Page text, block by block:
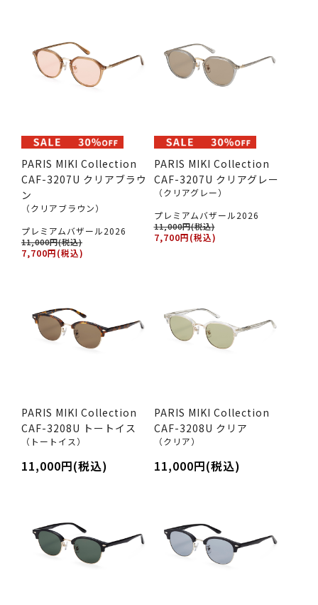
PARIS MIKI Collection
CAF-3207U クリアブラウ
ン
（クリアブラウン）
プレミアムバザール2026
11,000円(税込)
7,700円(税込)
PARIS MIKI Collection
CAF-3207U クリアグレー
（クリアグレー）
プレミアムバザール2026
11,000円(税込)
7,700円(税込)
PARIS MIKI Collection
CAF-3208U トートイス
（トートイス）
11,000円(税込)
PARIS MIKI Collection
CAF-3208U クリア
（クリア）
11,000円(税込)